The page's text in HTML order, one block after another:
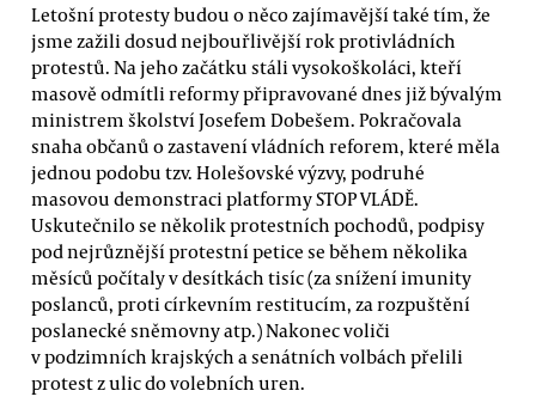
Letošní protesty budou o něco zajímavější také tím, že
jsme zažili dosud nejbouřlivější rok protivládních
protestů. Na jeho začátku stáli vysokoškoláci, kteří
masově odmítli reformy připravované dnes již bývalým
ministrem školství Josefem Dobešem. Pokračovala
snaha občanů o zastavení vládních reforem, které měla
jednou podobu tzv. Holešovské výzvy, podruhé
masovou demonstraci platformy STOP VLÁDĚ.
Uskutečnilo se několik protestních pochodů, podpisy
pod nejrůznější protestní petice se během několika
měsíců počítaly v desítkách tisíc (za snížení imunity
poslanců, proti církevním restitucím, za rozpuštění
poslanecké sněmovny atp.) Nakonec voliči
v podzimních krajských a senátních volbách přelili
protest z ulic do volebních uren.